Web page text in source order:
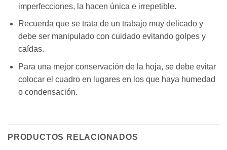
imperfecciones, la hacen única e irrepetible.
Recuerda que se trata de un trabajo muy delicado y
debe ser manipulado con cuidado evitando golpes y
caídas.
Para una mejor conservación de la hoja, se debe evitar
colocar el cuadro en lugares en los que haya humedad
o condensación.
PRODUCTOS RELACIONADOS